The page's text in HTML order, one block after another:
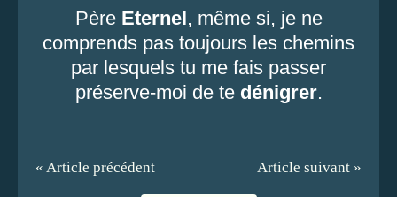
Père Eternel, même si, je ne
comprends pas toujours les chemins
par lesquels tu me fais passer
préserve-moi de te dénigrer.
« Article précédent Article suivant »